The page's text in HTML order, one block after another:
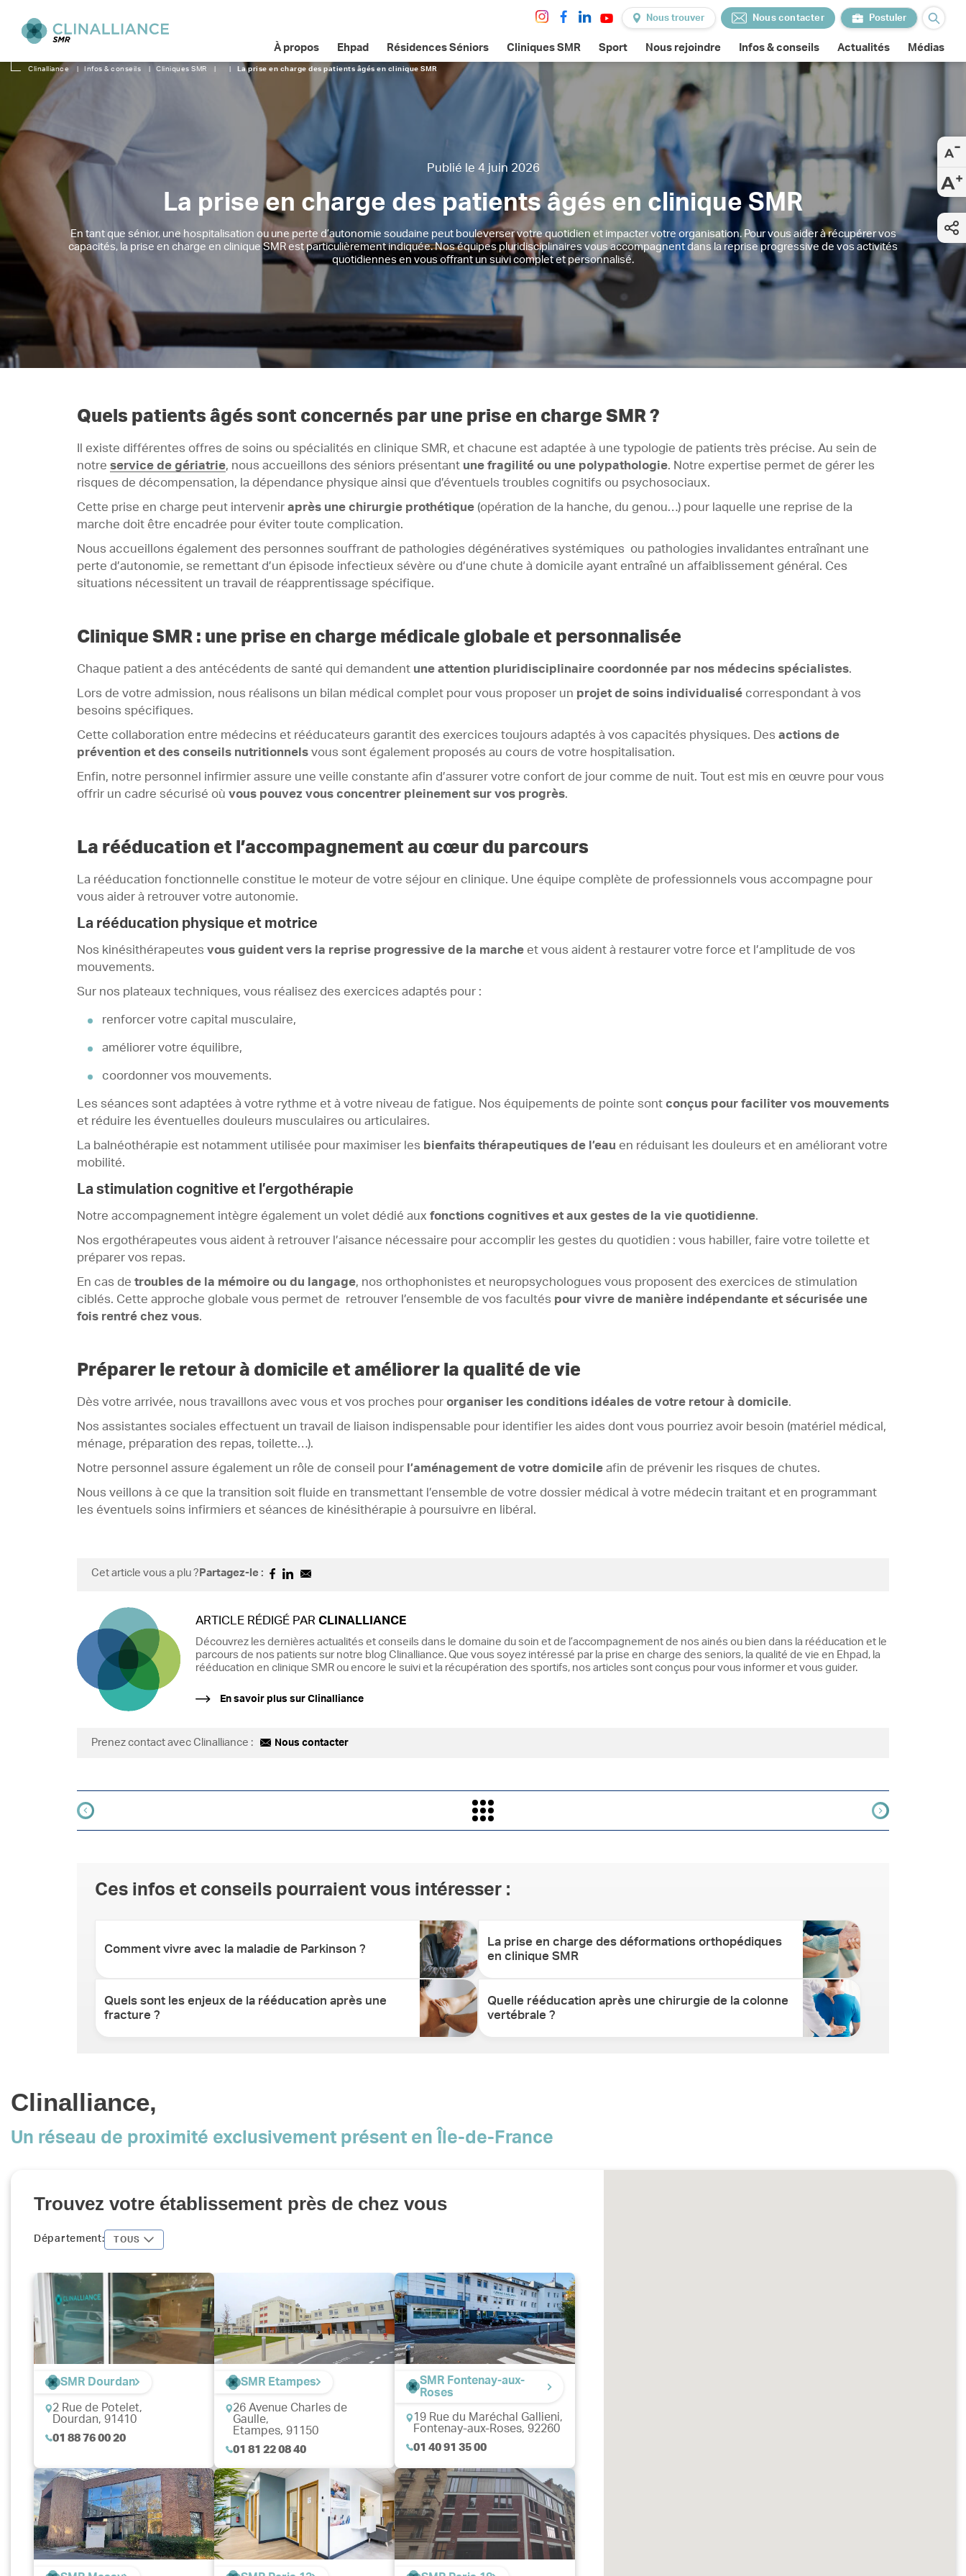
Nous trouver
Nous contacter
Nous contacter
Postuler
Postuler
À propos Ehpad Résidences Séniors Cliniques SMR Sport Nous rejoindre Infos & conseils Actualités Médias
Clinalliance Infos & conseils Cliniques SMR La prise en charge des patients âgés en clinique SMR
Publié le 4 juin 2026
La prise en charge des patients âgés en clinique SMR
En tant que sénior, une hospitalisation ou une perte d’autonomie soudaine peut bouleverser votre quotidien et impacter votre organisation. Pour vous aider à récupérer vos
capacités, la prise en charge en clinique SMR est particulièrement indiquée. Nos équipes pluridisciplinaires vous accompagnent dans la reprise progressive de vos activités
quotidiennes en vous offrant un suivi complet et personnalisé.
Quels patients âgés sont concernés par une prise en charge SMR ?
Il existe différentes offres de soins ou spécialités en clinique SMR, et chacune est adaptée à une typologie de patients très précise. Au sein de
notre service de gériatrie, nous accueillons des séniors présentant une fragilité ou une polypathologie. Notre expertise permet de gérer les
risques de décompensation, la dépendance physique ainsi que d’éventuels troubles cognitifs ou psychosociaux.
Cette prise en charge peut intervenir après une chirurgie prothétique (opération de la hanche, du genou…) pour laquelle une reprise de la
marche doit être encadrée pour éviter toute complication.
Nous accueillons également des personnes souffrant de pathologies dégénératives systémiques ou pathologies invalidantes entraînant une
perte d’autonomie, se remettant d’un épisode infectieux sévère ou d’une chute à domicile ayant entraîné un affaiblissement général. Ces
situations nécessitent un travail de réapprentissage spécifique.
Clinique SMR : une prise en charge médicale globale et personnalisée
Chaque patient a des antécédents de santé qui demandent une attention pluridisciplinaire coordonnée par nos médecins spécialistes.
Lors de votre admission, nous réalisons un bilan médical complet pour vous proposer un projet de soins individualisé correspondant à vos
besoins spécifiques.
Cette collaboration entre médecins et rééducateurs garantit des exercices toujours adaptés à vos capacités physiques. Des actions de
prévention et des conseils nutritionnels vous sont également proposés au cours de votre hospitalisation.
Enfin, notre personnel infirmier assure une veille constante afin d’assurer votre confort de jour comme de nuit. Tout est mis en œuvre pour vous
offrir un cadre sécurisé où vous pouvez vous concentrer pleinement sur vos progrès.
La rééducation et l’accompagnement au cœur du parcours
La rééducation fonctionnelle constitue le moteur de votre séjour en clinique. Une équipe complète de professionnels vous accompagne pour
vous aider à retrouver votre autonomie.
La rééducation physique et motrice
Nos kinésithérapeutes vous guident vers la reprise progressive de la marche et vous aident à restaurer votre force et l’amplitude de vos
mouvements.
Sur nos plateaux techniques, vous réalisez des exercices adaptés pour :
renforcer votre capital musculaire,
améliorer votre équilibre,
coordonner vos mouvements.
Les séances sont adaptées à votre rythme et à votre niveau de fatigue. Nos équipements de pointe sont conçus pour faciliter vos mouvements
et réduire les éventuelles douleurs musculaires ou articulaires.
La balnéothérapie est notamment utilisée pour maximiser les bienfaits thérapeutiques de l’eau en réduisant les douleurs et en améliorant votre
mobilité.
La stimulation cognitive et l’ergothérapie
Notre accompagnement intègre également un volet dédié aux fonctions cognitives et aux gestes de la vie quotidienne.
Nos ergothérapeutes vous aident à retrouver l’aisance nécessaire pour accomplir les gestes du quotidien : vous habiller, faire votre toilette et
préparer vos repas.
En cas de troubles de la mémoire ou du langage, nos orthophonistes et neuropsychologues vous proposent des exercices de stimulation
ciblés. Cette approche globale vous permet de retrouver l’ensemble de vos facultés pour vivre de manière indépendante et sécurisée une
fois rentré chez vous.
Préparer le retour à domicile et améliorer la qualité de vie
Dès votre arrivée, nous travaillons avec vous et vos proches pour organiser les conditions idéales de votre retour à domicile.
Nos assistantes sociales effectuent un travail de liaison indispensable pour identifier les aides dont vous pourriez avoir besoin (matériel médical,
ménage, préparation des repas, toilette…).
Notre personnel assure également un rôle de conseil pour l’aménagement de votre domicile afin de prévenir les risques de chutes.
Nous veillons à ce que la transition soit fluide en transmettant l’ensemble de votre dossier médical à votre médecin traitant et en programmant
les éventuels soins infirmiers et séances de kinésithérapie à poursuivre en libéral.
Cet article vous a plu ? Partagez-le :
ARTICLE RÉDIGÉ PAR CLINALLIANCE
Découvrez les dernières actualités et conseils dans le domaine du soin et de l’accompagnement de nos ainés ou bien dans la rééducation et le
parcours de nos patients sur notre blog Clinalliance. Que vous soyez intéressé par la prise en charge des seniors, la qualité de vie en Ehpad, la
rééducation en clinique SMR ou encore le suivi et la récupération des sportifs, nos articles sont conçus pour vous informer et vous guider.
En savoir plus sur Clinalliance
Prenez contact avec Clinalliance : Nous contacter
Ces infos et conseils pourraient vous intéresser :
Comment vivre avec la maladie de Parkinson ?
La prise en charge des déformations orthopédiques
en clinique SMR
Quels sont les enjeux de la rééducation après une
fracture ?
Quelle rééducation après une chirurgie de la colonne
vertébrale ?
Clinalliance,
Un réseau de proximité exclusivement présent en Île-de-France
Trouvez votre établissement près de chez vous
Département: TOUS
SMR Dourdan
2 Rue de Potelet,
Dourdan, 91410
01 88 76 00 20
SMR Etampes
26 Avenue Charles de
Gaulle,
Etampes, 91150
01 81 22 08 40
SMR Fontenay-aux-
Roses
19 Rue du Maréchal Gallieni,
Fontenay-aux-Roses, 92260
01 40 91 35 00